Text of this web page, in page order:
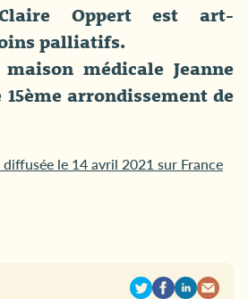
Oppert est art-
palliatifs.
médicale Jeanne
arrondissement de
le 14 avril 2021 sur France